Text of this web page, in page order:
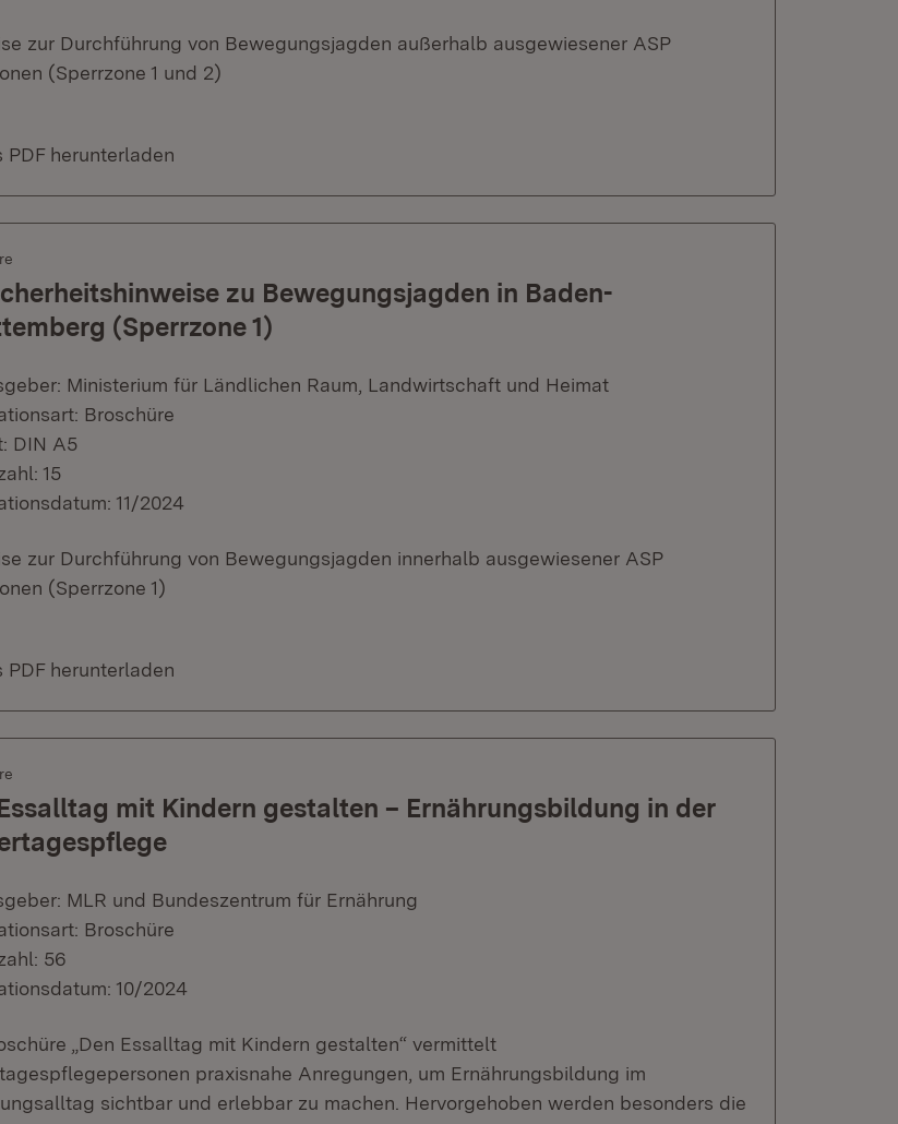
zur Durchführung von Bewegungsjagden außerhalb ausgewiesener ASP
(Sperrzone 1 und 2)
PDF herunterladen
zu Bewegungsjagden in Baden-
(Sperrzone 1)
Ministerium für Ländlichen Raum, Landwirtschaft und Heimat
Broschüre
DIN A5
15
11/2024
zur Durchführung von Bewegungsjagden innerhalb ausgewiesener ASP
(Sperrzone 1)
PDF herunterladen
mit Kindern gestalten – Ernährungsbildung in der
MLR und Bundeszentrum für Ernährung
Broschüre
56
10/2024
„Den Essalltag mit Kindern gestalten“ vermittelt
praxisnahe Anregungen, um Ernährungsbildung im
sichtbar und erlebbar zu machen. Hervorgehoben werden besonders die